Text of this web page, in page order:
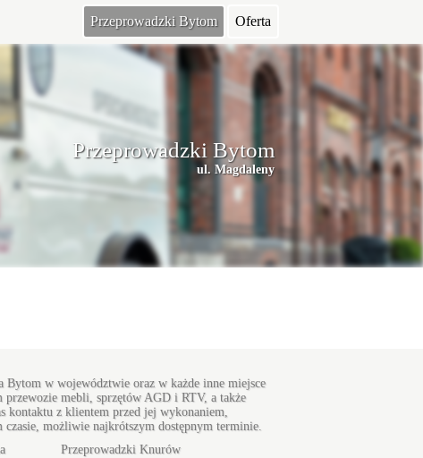
Przeprowadzki Bytom Oferta
Przeprowadzki Bytom
ul. Magdaleny
Bytom w województwie oraz w każde inne miejsce
mebli, sprzętów AGD i RTV, a także
kontaktu z klientem przed jej wykonaniem,
czasie, możliwie najkrótszym dostępnym terminie.
Przeprowadzki Knurów